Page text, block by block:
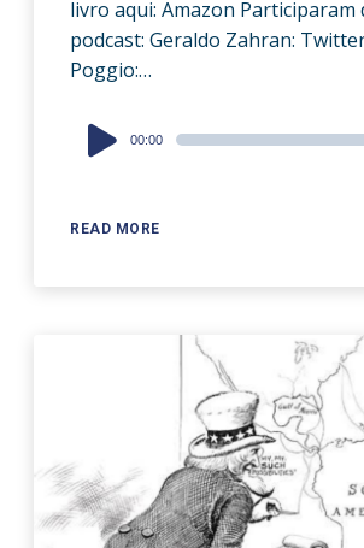
livro aqui: Amazon Participaram
podcast: Geraldo Zahran:
Poggio:…
READ MORE
Audio
Player
00:00